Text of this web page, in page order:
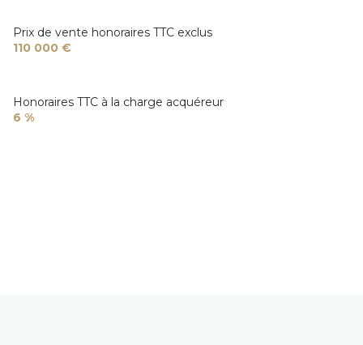
Prix de vente honoraires TTC exclus
110 000 €
Honoraires TTC à la charge acquéreur
6 %